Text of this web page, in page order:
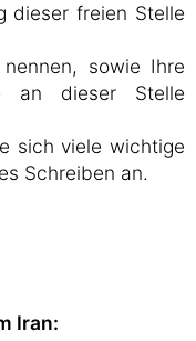
dieser freien Stelle
sowie Ihre
an dieser Stelle
sich viele wichtige
Schreiben an.
Iran: